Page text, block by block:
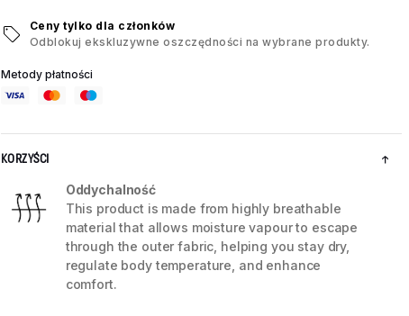
Ceny tylko dla członków
Odblokuj ekskluzywne oszczędności na wybrane produkty.
Metody płatności
KORZYŚCI
Oddychalność
This product is made from highly breathable
material that allows moisture vapour to escape
through the outer fabric, helping you stay dry,
regulate body temperature, and enhance
comfort.